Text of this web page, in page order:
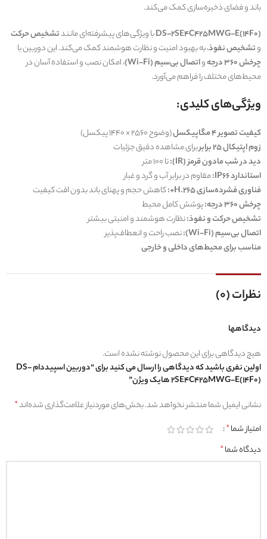
باند و فضای ذخیره‌سازی کمک می‌کند.
DS-2SE4C425MWG-E(14F0)با ویژگی‌های پیشرفته‌ای مانندتشخیص حرکت
وتشخیص نفوذ، به بهبود امنیت و نظارت هوشمند کمک می‌کند. این دوربین با
چرخش 360 درجه
واتصال بی‌سیم (Wi-Fi)
، امکان نصب و استفاده آسان در
محیط‌های مختلف را فراهم می‌آورد.
ویژگی‌های کلیدی:
کیفیت تصویر 4 مگاپیکسل
(وضوح 2560 × 1440 پیکسل)
زوم اپتیکال 25 برابر
برای مشاهده دقیق جزئیات
دید در شب مادون قرمز (IR):
تا 100 متر
استاندارد IP66:
مقاوم در برابر آب و گرد و غبار
فناوری فشرده‌سازی H.265+:
کاهش حجم و پهنای باند بدون افت کیفیت
چرخش 360 درجه:
پوشش کامل محیط
تشخیص حرکت و نفوذ:نظارت هوشمند و امنیتی بیشتر
اتصال بی‌سیم (Wi-Fi):
نصب راحت و انعطاف‌پذیر
مناسب برای محیط‌های داخلی و خارجی
نظرات (0)
دیدگاهها
هیچ دیدگاهی برای این محصول نوشته نشده است.
اولین نفری باشید که دیدگاهی را ارسال می کنید برای “دوربین اسپیددام DS-
2SE4C425MWG-E(14F0) هایک ویژن”
نشانی ایمیل شما منتشر نخواهد شد.بخش‌های موردنیاز علامت‌گذاری شده‌اند*
امتیاز شما*
دیدگاه شما*